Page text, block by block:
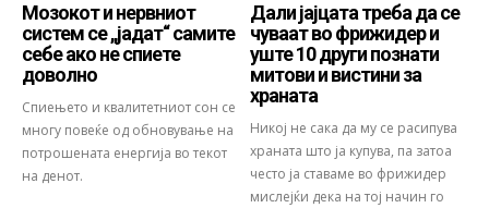
Мозокот и нервниот
систем се „јадат“ самите
себе ако не спиете
доволно
Спиењето и квалитетниот сон се
многу повеќе од обновување на
потрошената енергија во текот
на денот.
Дали јајцата треба да се
чуваат во фрижидер и
уште 10 други познати
митови и вистини за
храната
Никој не сака да му се расипува
храната што ја купува, па затоа
често ја ставаме во фрижидер
мислејќи дека на тој начин го